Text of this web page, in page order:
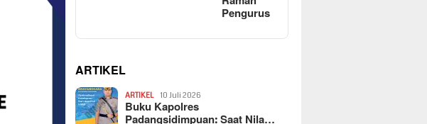
Pengurus
ARTIKEL
ARTIKEL 10 Juli 2026
Buku Kapolres
Padangsidimpuan: Saat Nila…